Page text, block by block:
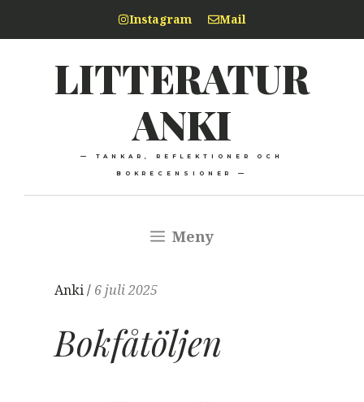
till
Instagram Mail
LITTERATUR
ANKI
— TANKAR, REFLEKTIONER OCH
BOKRECENSIONER —
Meny
Anki / 6 juli 2025
Bokfåtöljen